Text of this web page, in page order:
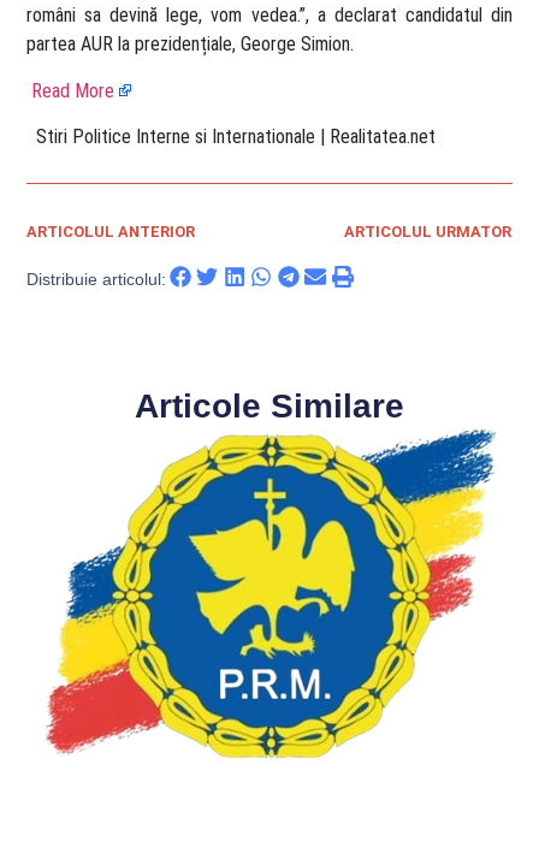
români sa devină lege, vom vedea.”, a declarat candidatul din
partea AUR la prezidențiale, George Simion.
Read More
​ Stiri Politice Interne si Internationale | Realitatea.net
ARTICOLUL ANTERIOR ARTICOLUL URMATOR
Distribuie articolul:
Articole Similare